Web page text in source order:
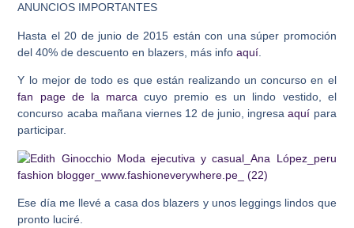
ANUNCIOS IMPORTANTES
Hasta el 20 de junio de 2015 están con una súper promoción
del 40% de descuento en blazers, más infoaquí
Y lo mejor de todo es que están realizando un concurso en el
fan page de la marca cuyo premio es un lindo vestido, el
concurso acaba mañana viernes 12 de junio, ingresaaquí para
participar.
Ese día me llevé a casa dos blazers y unos leggings lindos que
pronto luciré.